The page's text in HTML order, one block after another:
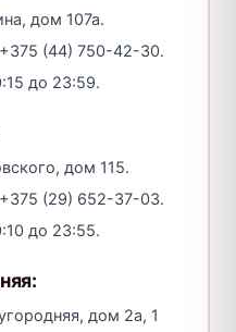
дом 107а.
(44) 750-42-30.
до 23:59.
дом 115.
(29) 652-37-03.
до 23:55.
дом 2а, 1